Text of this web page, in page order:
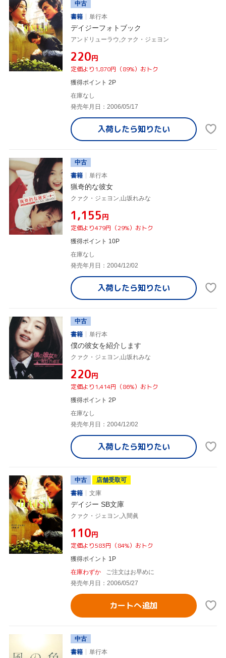
中古
書籍
単行本
デイジーフォトブック
アンドリューラウ,クァク・ジェヨン
¥220円
定価より1,870円（89%）おトク
獲得ポイント 2P
在庫なし
発売年月日：2006/05/17
入荷したら知りたい
中古
書籍
単行本
猟奇的な彼女
クァク・ジェヨン,山坂れみな
¥1,155円
定価より479円（29%）おトク
獲得ポイント 10P
在庫なし
発売年月日：2004/12/02
入荷したら知りたい
中古
書籍
単行本
僕の彼女を紹介します
クァク・ジェヨン,山坂れみな
¥220円
定価より1,414円（86%）おトク
獲得ポイント 2P
在庫なし
発売年月日：2004/12/02
入荷したら知りたい
中古
店舗受取可
書籍
文庫
デイジー SB文庫
クァク・ジェヨン,入間眞
¥110円
定価より583円（84%）おトク
獲得ポイント 1P
在庫わずか
ご注文はお早めに
発売年月日：2006/05/27
カートへ追加
中古
書籍
単行本